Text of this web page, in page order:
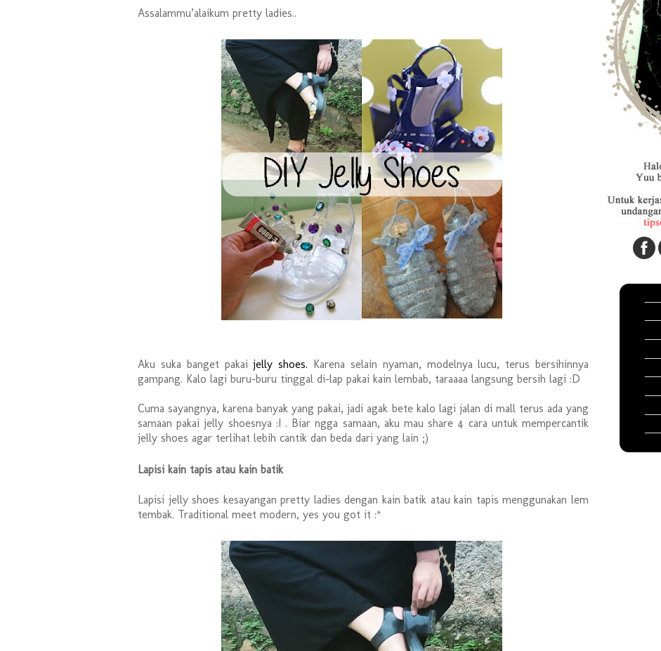
Assalammu’alaikum pretty ladies..
Aku suka banget pakaijelly shoes. Karena selain nyaman, modelnya lucu, terus bersihinnya
gampang. Kalo lagi buru-buru tinggal di-lap pakai kain lembab, taraaaa langsung bersih lagi :D
Cuma sayangnya, karena banyak yang pakai, jadi agak bete kalo lagi jalan di mall terus ada yang
samaan pakai jelly shoesnya :I . Biar ngga samaan, aku mau share 4 cara untuk mempercantik
jelly shoes agar terlihat lebih cantik dan beda dari yang lain ;)
Lapisi kain tapis atau kain batik
Lapisi jelly shoes kesayangan pretty ladies dengan kain batik atau kain tapis menggunakan lem
tembak. Traditional meet modern, yes you got it :*